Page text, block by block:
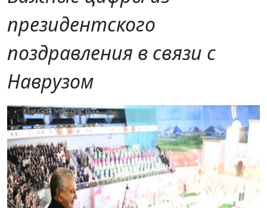
президентского
поздравления в связи с
Наврузом